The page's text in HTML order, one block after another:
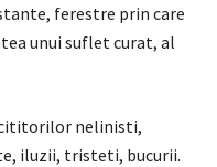
ferestre prin care
unui suflet curat, al
nelinisti,
iluzii, tristeti, bucurii.